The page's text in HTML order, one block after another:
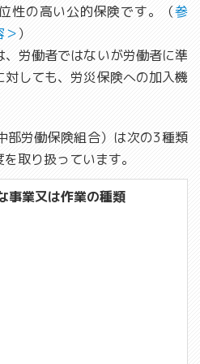
性の高い公的保険です。（参
＞）
労働者ではないが労働者に準
しても、労災保険への加入機
部労働保険組合）は次の3種類
取り扱っています。
事業又は作業の種類